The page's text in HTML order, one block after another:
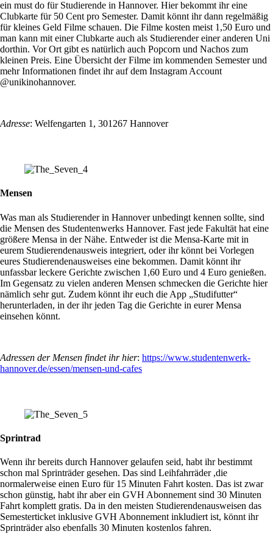
ein must do für Studierende in Hannover. Hier bekommt ihr eine
Clubkarte für 50 Cent pro Semester. Damit könnt ihr dann regelmäßig
für kleines Geld Filme schauen. Die Filme kosten meist 1,50 Euro und
man kann mit einer Clubkarte auch als Studierender einer anderen Uni
dorthin. Vor Ort gibt es natürlich auch Popcorn und Nachos zum
kleinen Preis. Eine Übersicht der Filme im kommenden Semester und
mehr Informationen findet ihr auf dem Instagram Account
@unikinohannover.
Adresse: Welfengarten 1, 301267 Hannover
Mensen
Was man als Studierender in Hannover unbedingt kennen sollte, sind
die Mensen des Studentenwerks Hannover. Fast jede Fakultät hat eine
größere Mensa in der Nähe. Entweder ist die Mensa-Karte mit in
eurem Studierendenausweis integriert, oder ihr könnt bei Vorlegen
eures Studierendenausweises eine bekommen. Damit könnt ihr
unfassbar leckere Gerichte zwischen 1,60 Euro und 4 Euro genießen.
Im Gegensatz zu vielen anderen Mensen schmecken die Gerichte hier
nämlich sehr gut. Zudem könnt ihr euch die App „Studifutter“
herunterladen, in der ihr jeden Tag die Gerichte in eurer Mensa
einsehen könnt.
Adressen der Mensen findet ihr hier: https://www.studentenwerk-
hannover.de/essen/mensen-und-cafes
Sprintrad
Wenn ihr bereits durch Hannover gelaufen seid, habt ihr bestimmt
schon mal Sprinträder gesehen. Das sind Leihfahrräder ,die
normalerweise einen Euro für 15 Minuten Fahrt kosten. Das ist zwar
schon günstig, habt ihr aber ein GVH Abonnement sind 30 Minuten
Fahrt komplett gratis. Da in den meisten Studierendenausweisen das
Semesterticket inklusive GVH Abonnement inkludiert ist, könnt ihr
Sprinträder also ebenfalls 30 Minuten kostenlos fahren.